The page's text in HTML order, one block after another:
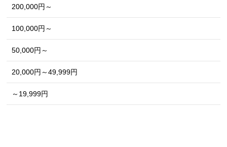
200,000円～
100,000円～
50,000円～
20,000円～49,999円
～19,999円